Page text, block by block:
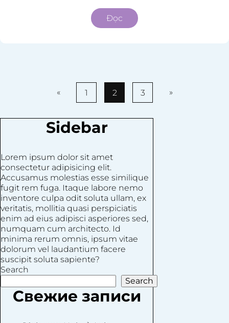
Đọc
« 1 2 3 »
Sidebar
Lorem ipsum dolor sit amet
consectetur adipisicing elit.
Accusamus molestias esse similique
fugit rem fuga. Itaque labore nemo
inventore culpa odit soluta ullam, ex
veritatis, mollitia quasi perspiciatis
enim ad eius adipisci asperiores sed,
numquam cum architecto. Id
minima rerum omnis, ipsum vitae
dolorum vel laudantium facere
suscipit soluta sapiente?
Search
Search
Свежие записи